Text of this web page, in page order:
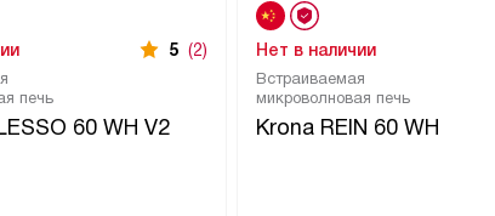
печь
60 WH V2
5 (2)
Встраиваемая
микроволновая печь
Krona REIN 60 WH
Нет в наличии